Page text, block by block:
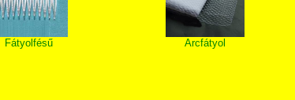
Fátyolfésű Arcfátyol